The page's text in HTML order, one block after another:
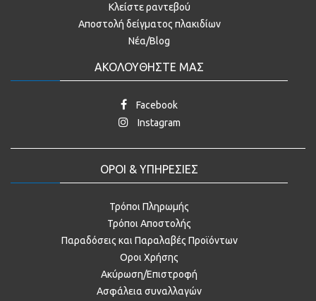
Κλείστε ραντεβού
Αποστολή δείγματος πλακιδίων
Νέα/Blog
ΑΚΟΛΟΥΘΗΣΤΕ ΜΑΣ
Facebook
Instagram
ΟΡΟΙ & ΥΠΗΡΕΣΙΕΣ
Τρόποι Πληρωμής
Τρόποι Αποστολής
Παραδόσεις και Παραλαβές Προϊόντων
Οροι Χρήσης
Ακύρωση/Επιστροφή
Ασφάλεια συναλλαγών